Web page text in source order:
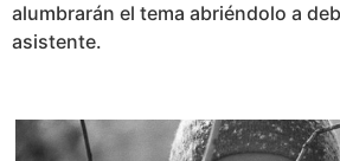
alumbrarán el tema abriéndolo a
asistente.